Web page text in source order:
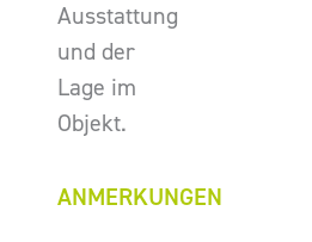
Ausstattung
und der
Lage im
Objekt.
ANMERKUNGEN